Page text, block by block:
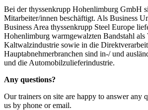
Bei der thyssenkrupp Hohenlimburg GmbH
Mitarbeiter/innen beschäftigt. Als Business
Business Area thyssenkrupp Steel Europe
Hohenlimburg warmgewalzten Bandstahl als
Kaltwalzindustrie sowie in die
Hauptabnehmerbranchen sind in-/ und
und die Automobilzulieferindustrie.
Any questions?
Our trainers on site are happy to answer any
us by phone or email.